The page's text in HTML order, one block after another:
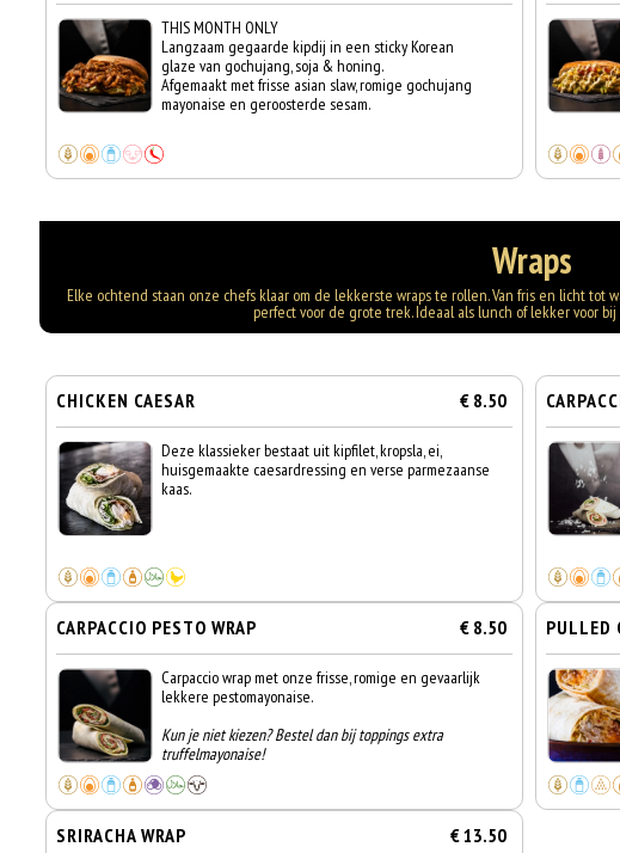
THIS MONTH ONLY
Langzaam gegaarde kipdij in een sticky Korean
glaze van gochujang, soja & honing.
Afgemaakt met frisse asian slaw, romige gochujang
mayonaise en geroosterde sesam.
Wraps
Elke ochtend staan onze chefs klaar om de lekkerste wraps te rollen. Van fris en licht tot
perfect voor de grote trek. Ideaal als lunch of lekker voor
CHICKEN CAESAR € 8.50
Deze klassieker bestaat uit kipfilet, kropsla, ei,
huisgemaakte caesardressing en verse parmezaanse
kaas.
CARPACCIO PESTO WRAP € 8.50
Carpaccio wrap met onze frisse, romige en gevaarlijk
lekkere pestomayonaise.
Kun je niet kiezen? Bestel dan bij toppings extra
truffelmayonaise!
PULLED
SRIRACHA WRAP € 13.50